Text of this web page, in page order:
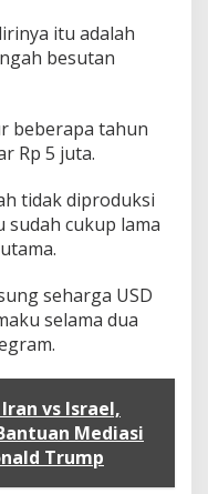
itu adalah
besutan
beberapa tahun
Rp 5 juta.
tidak diproduksi
cukup lama
seharga USD
selama dua
vs Israel,
Mediasi
Trump